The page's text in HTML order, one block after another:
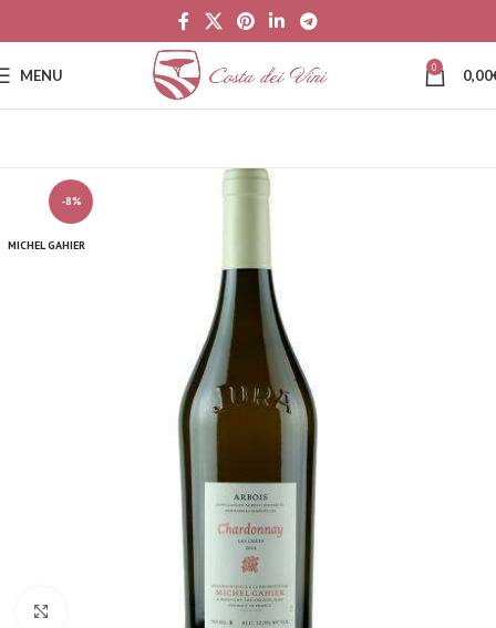
MENU 0 0,00
-8%
MICHEL GAHIER
Fai clic per ingrandire